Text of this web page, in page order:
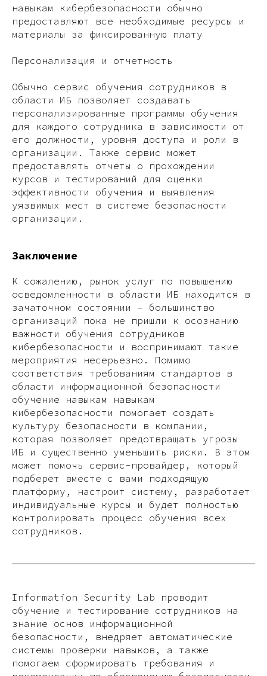
навыкам кибербезопасности обычно
предоставляют все необходимые ресурсы и
материалы за фиксированную плату
Персонализация и отчетность
Обычно сервис обучения сотрудников в
области ИБ позволяет создавать
персонализированные программы обучения
для каждого сотрудника в зависимости от
его должности, уровня доступа и роли в
организации. Также сервис может
предоставлять отчеты о прохождении
курсов и тестирований для оценки
эффективности обучения и выявления
уязвимых мест в системе безопасности
организации.
Заключение
К сожалению, рынок услуг по повышению
осведомленности в области ИБ находится в
зачаточном состоянии – большинство
организаций пока не пришли к осознанию
важности обучения сотрудников
кибербезопасности и воспринимают такие
мероприятия несерьезно. Помимо
соответствия требованиям стандартов в
области информационной безопасности
обучение навыкам навыкам
кибербезопасности помогает создать
культуру безопасности в компании,
которая позволяет предотвращать угрозы
ИБ и существенно уменьшить риски. В этом
может помочь сервис-провайдер, который
подберет вместе с вами подходящую
платформу, настроит систему, разработает
индивидуальные курсы и будет полностью
контролировать процесс обучения всех
сотрудников.
Information Security Lab проводит
обучение и тестирование сотрудников на
знание основ информационной
безопасности, внедряет автоматические
системы проверки навыков, а также
помогаем сформировать требования и